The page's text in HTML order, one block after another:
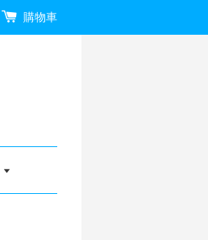
購物車